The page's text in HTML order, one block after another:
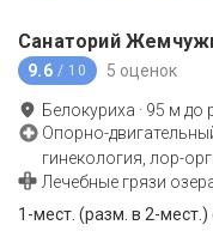
Санаторий
9.6 / 10 5 оценок
Белокуриха · 95 м до
Опорно-
гинекология, лор-
Лечебные грязи
1-мест. (разм. в 2-мест.)